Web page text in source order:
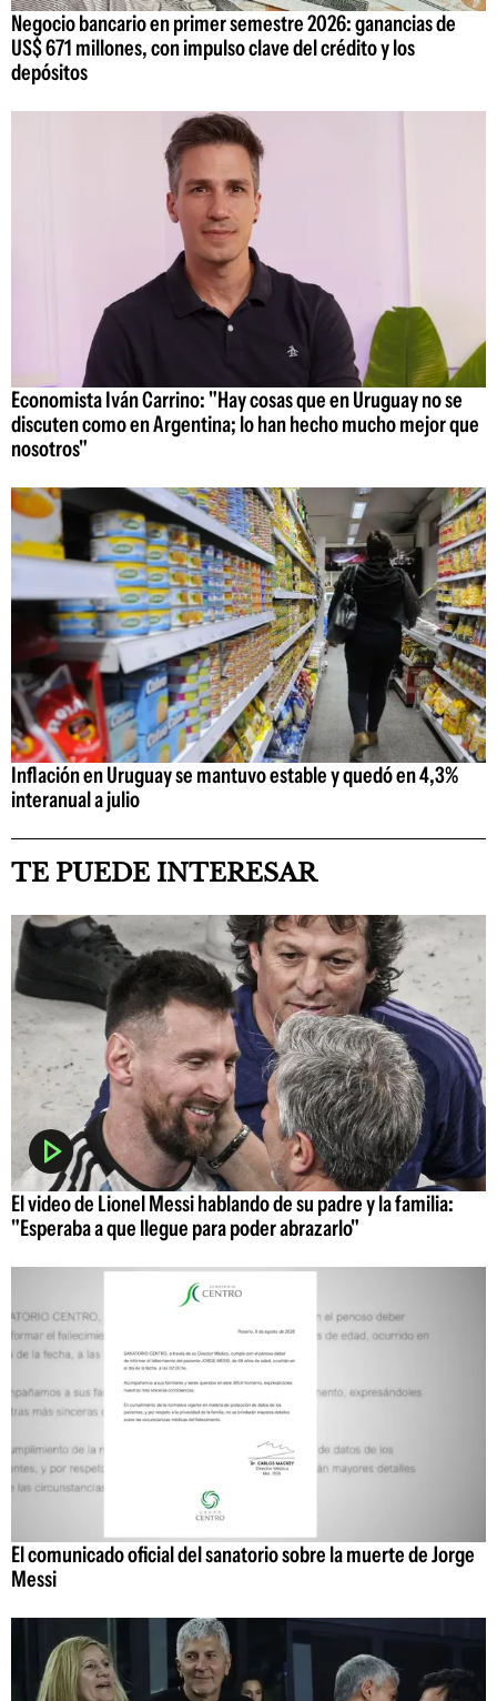
Negocio bancario en primer semestre 2026: ganancias de
US$ 671 millones, con impulso clave del crédito y los
depósitos
Economista Iván Carrino: "Hay cosas que en Uruguay no se
discuten como en Argentina; lo han hecho mucho mejor que
nosotros"
Inflación en Uruguay se mantuvo estable y quedó en 4,3%
interanual a julio
TE PUEDE INTERESAR
El video de Lionel Messi hablando de su padre y la familia:
"Esperaba a que llegue para poder abrazarlo"
El comunicado oficial del sanatorio sobre la muerte de Jorge
Messi